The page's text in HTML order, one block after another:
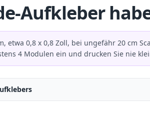
Aufkleber
etwa 0,8 x 0,8 Zoll, bei ungefähr 20 cm
4 Modulen ein und drucken Sie nie